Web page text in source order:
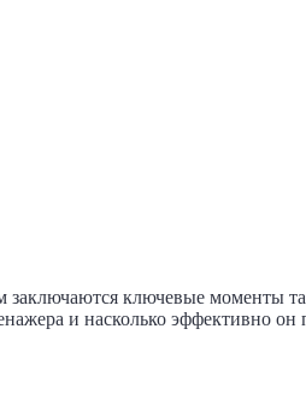
ключевые моменты
и насколько эффективно